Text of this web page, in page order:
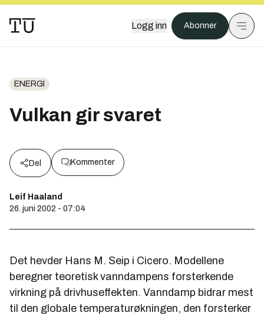
Logg inn Abonner
ENERGI
Vulkan gir svaret
Del Kommenter
Leif Haaland
26. juni 2002 - 07:04
Det hevder Hans M. Seip i Cicero. Modellene
beregner teoretisk vanndampens forsterkende
virkning på drivhuseffekten. Vanndamp bidrar mest
til den globale temperaturøkningen, den forsterker